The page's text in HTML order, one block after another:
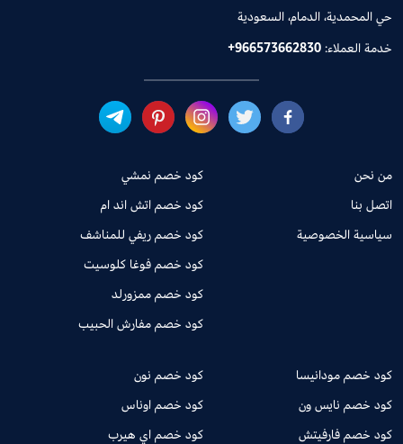
حي المحمدية، الدمام، السعودية
خدمة العملاء:+966573662830
من نحن
اتصل بنا
سياسية الخصوصية
كود خصم نمشي
كود خصم اتش اند ام
كود خصم ريفي للمناشف
كود خصم فوغا كلوسيت
كود خصم ممزورلد
كود خصم مفارش الحبيب
كود خصم مودانيسا
كود خصم نايس ون
كود خصم فارفيتش
كود خصم نون
كود خصم اوناس
كود خصم اي هيرب